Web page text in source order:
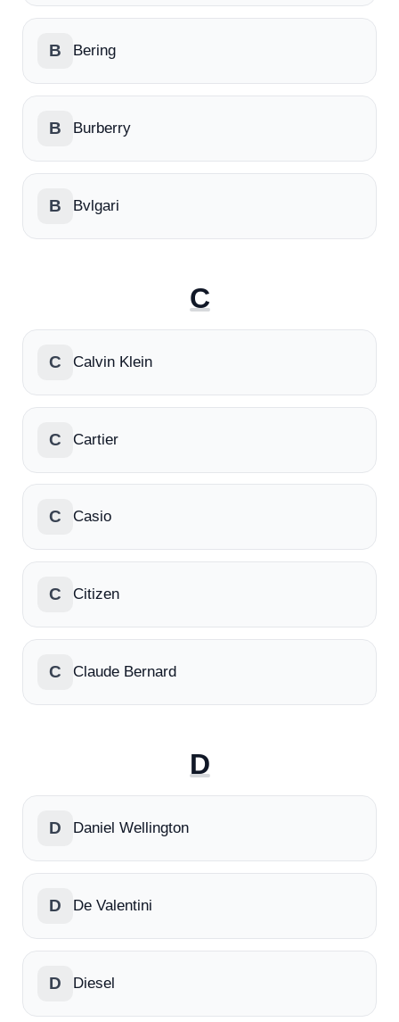
B Bering
B Burberry
B Bvlgari
C
C Calvin Klein
C Cartier
C Casio
C Citizen
C Claude Bernard
D
D Daniel Wellington
D De Valentini
D Diesel